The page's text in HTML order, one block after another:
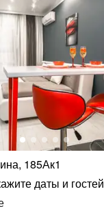
185Ак1
даты и гостей